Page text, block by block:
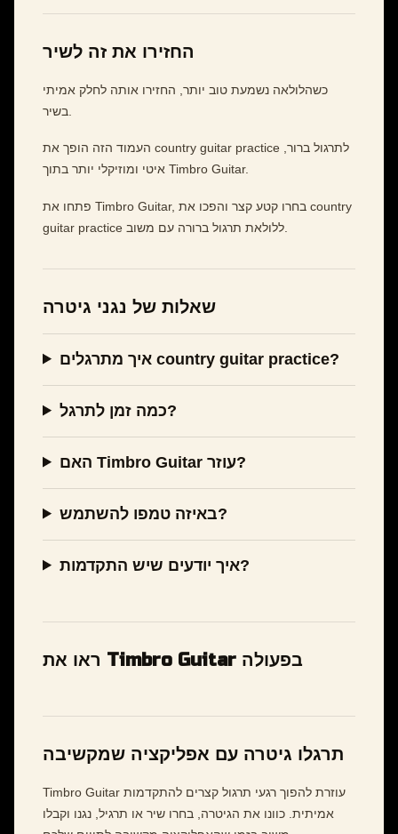
החזירו את זה לשיר
כשהלולאה נשמעת טוב יותר, החזירו אותה לחלק אמיתי
העמוד הזה הופך את country guitar practice לתרגול ברור,
איטי ומוזיקלי יותר בתוך Timbro Guitar.
פתחו את Timbro Guitar, בחרו קטע קצר והפכו את country
שאלות של נגני גיטרה
איך מתרגלים country guitar practice?
כמה זמן לתרגל?
האם Timbro Guitar עוזר?
באיזה טמפו להשתמש?
איך יודעים שיש התקדמות?
ראו את Timbro Guitar בפעולה
תרגלו גיטרה עם אפליקציה שמקשיבה
Timbro Guitar עוזרת להפוך רגעי תרגול קצרים להתקדמות
אמיתית. כוונו את הגיטרה, בחרו שיר או תרגיל, נגנו וקבלו